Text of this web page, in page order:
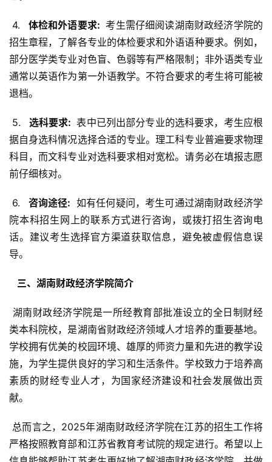
4.
  体检和外语要求:
考生需仔细阅读湖南财政经济学院的
招生章程，了解各专业的体检要求和外语语种要求。例如，
部分医学类专业对色盲、色弱等有严格限制；非外语类专业
通常以英语作为第一外语教学。不符合要求的考生将可能被
退档。
5.
  选科要求:
表中已列出部分专业的选科要求，考生应根
据自身选科情况选择合适的专业。理工科专业普遍要求物理
科目，而文科专业对选科要求相对宽松。请务必在填报志愿
前仔细核对。
6.
  咨询途径:
如有任何疑问，考生可通过湖南财政经济学
院本科招生网上的联系方式进行咨询，或拨打招生咨询电
话。建议考生选择官方渠道获取信息，避免被虚假信息误
导。
  三、湖南财政经济学院简介
类本科院校，是湖南省财政经济领域人才培养的重要基地。
学校拥有优美的校园环境、雄厚的师资力量和先进的教学设
施，为学生提供良好的学习和生活条件。学校致力于培养高
素质的财经专业人才，为国家经济建设和社会发展做出贡
献。
严格按照教育部和江苏省教育考试院的规定进行。希望以上